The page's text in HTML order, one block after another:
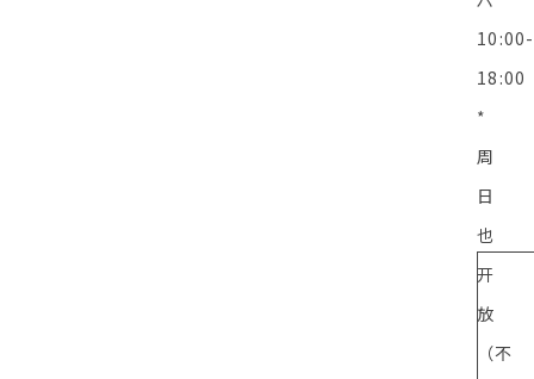
10:00-
18:00
*
周
日
也
开
放
（不